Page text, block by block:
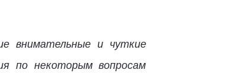
внимательные и чуткие
по некоторым вопросам